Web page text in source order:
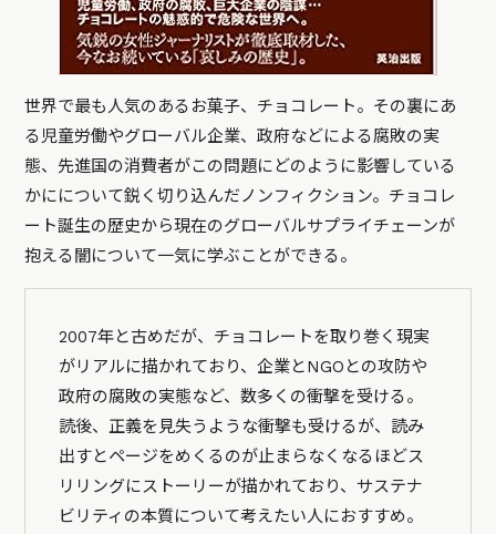
世界で最も人気のあるお菓子、チョコレート。その裏にあ
る児童労働やグローバル企業、政府などによる腐敗の実
態、先進国の消費者がこの問題にどのように影響している
かにについて鋭く切り込んだノンフィクション。チョコレ
ート誕生の歴史から現在のグローバルサプライチェーンが
抱える闇について一気に学ぶことができる。
2007年と古めだが、チョコレートを取り巻く現実
がリアルに描かれており、企業とNGOとの攻防や
政府の腐敗の実態など、数多くの衝撃を受ける。
読後、正義を見失うような衝撃も受けるが、読み
出すとページをめくるのが止まらなくなるほどス
リリングにストーリーが描かれており、サステナ
ビリティの本質について考えたい人におすすめ。